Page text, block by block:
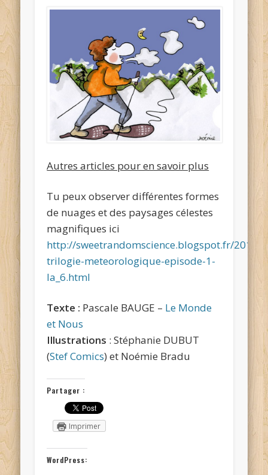
Autres articles pour en savoir plus
Tu peux observer différentes formes
de nuages et des paysages célestes
magnifiques ici
http://sweetrandomscience.blogspot.fr/2013/
trilogie-meteorologique-episode-1-
la_6.html
Texte : Pascale BAUGE – Le Monde
et Nous
Illustrations : Stéphanie DUBUT
(Stef Comics) et Noémie Bradu
Partager :
Imprimer
WordPress: